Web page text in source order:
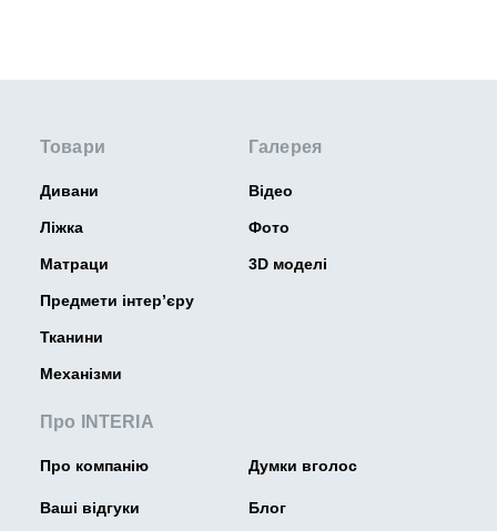
Товари
Дивани
Ліжка
Матраци
Предмети інтер’єру
Тканини
Механізми
Про INTERIA
Про компанію Думки вголос
Ваші відгуки Блог
Галерея
Відео
Фото
3D моделі